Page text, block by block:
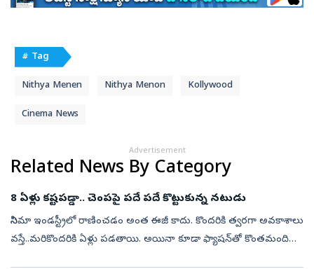
# Tag
Nithya Menen Nithya Menon Kollywood
Cinema News
Advertisement
Related News By Category
8 ఏళ్లు కష్టపడ్డా.. చెంపపై పదే పదే కొట్టుకున్న నటుడు
సినిమా ఇండస్ట్రీలో రాణించడం అంత ఈజీ కాదు. కొందరికి త్వరగా అవకాశాలు
వస్తే..మరికొందరికి ఏళ్లు పడతాయి. అయినా కూడా ఫ్యాషన్‌తో కొంతమంది